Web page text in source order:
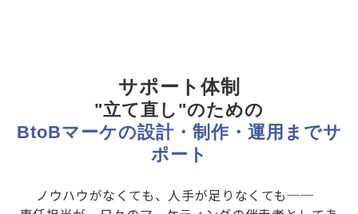
サポート体制
"立て直し"のための
BtoBマーケの設計・制作・運用までサ
ポート
ノウハウがなくても、人手が足りなくても──